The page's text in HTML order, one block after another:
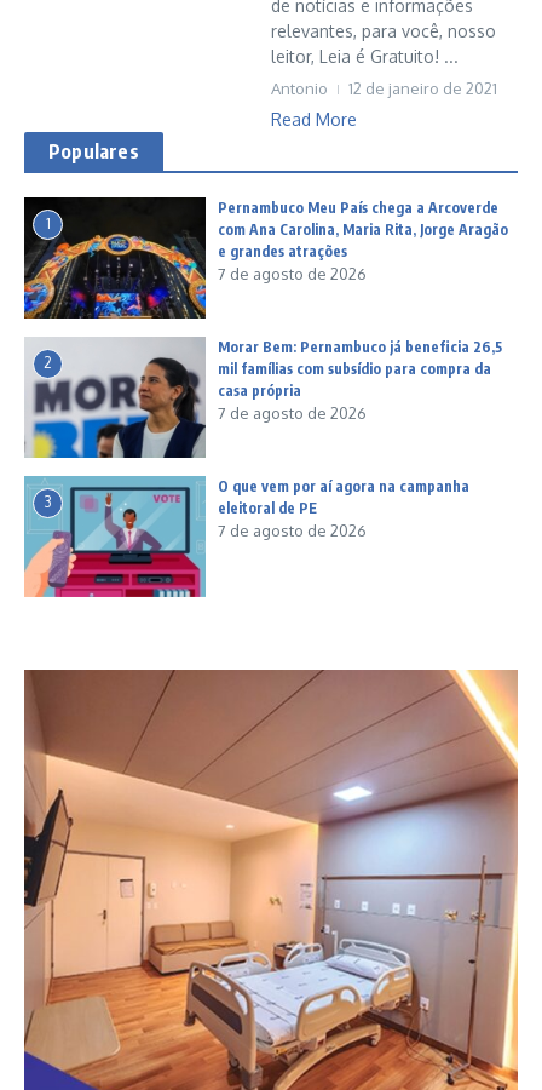
de notícias e informações
relevantes, para você, nosso
leitor, Leia é Gratuito! ...
Antonio 12 de janeiro de 2021
Read More
Populares
1
Pernambuco Meu País chega a Arcoverde
com Ana Carolina, Maria Rita, Jorge Aragão
e grandes atrações
7 de agosto de 2026
2
Morar Bem: Pernambuco já beneficia 26,5
mil famílias com subsídio para compra da
casa própria
7 de agosto de 2026
3
O que vem por aí agora na campanha
eleitoral de PE
7 de agosto de 2026